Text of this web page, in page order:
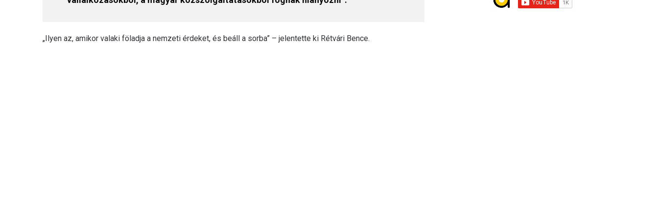
„Ilyen az, amikor valaki föladja a nemzeti érdeket, és beáll a sorba” – jelentette ki Rétvári Bence.